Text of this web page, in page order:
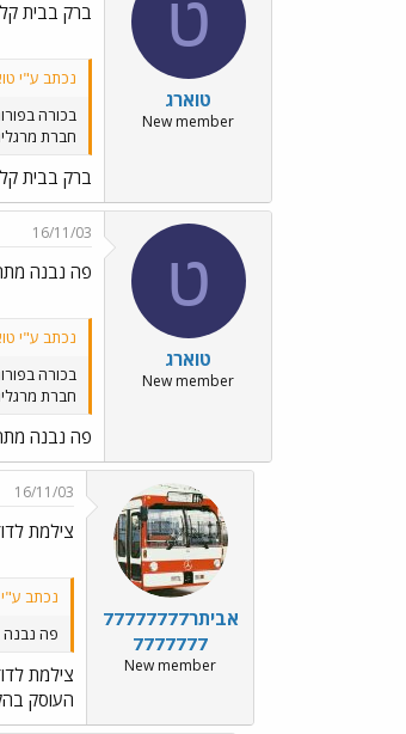
ט
טוארג
New member
ברק בבית
נכתב ע"י
בכורה
חברת
ברק בבית
ט
טוארג
New member
16/11/03
פה נבנה
נכתב ע"י
בכורה
חברת
פה נבנה
אביתר77777777
7777777
New member
16/11/03
צילמת
נכתב
פה נבנה
צילמת
העוסק